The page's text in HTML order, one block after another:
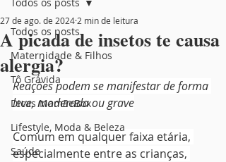
Todos os posts
Maternidade & Filhos
Tô Grávida
Dicas MamãeBox
Lifestyle, Moda & Beleza
Saúde
A picada de insetos te causa
alergia?
27 de ago. de 2024 2 min de leitura
Reações podem se manifestar de forma
leve, moderada ou grave
Comum em qualquer faixa etária,
especialmente entre as crianças,